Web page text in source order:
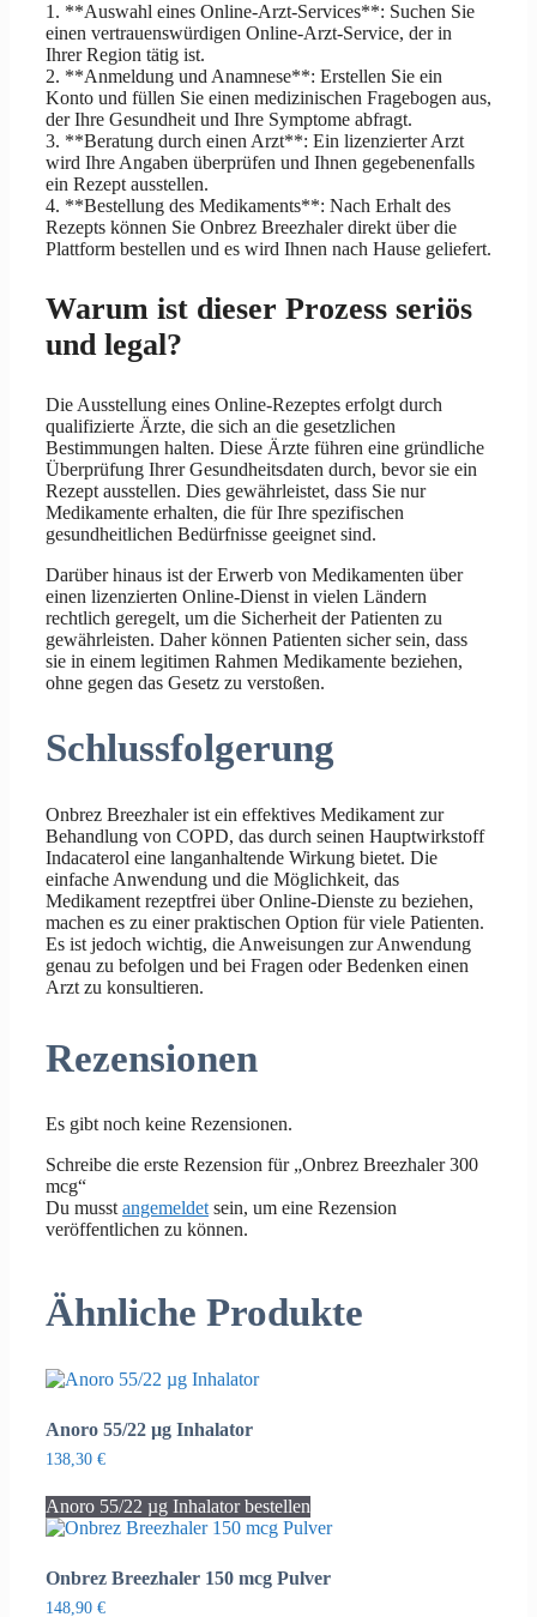
1. **Auswahl eines Online-Arzt-Services**: Suchen Sie
einen vertrauenswürdigen Online-Arzt-Service, der in
Ihrer Region tätig ist.
2. **Anmeldung und Anamnese**: Erstellen Sie ein
Konto und füllen Sie einen medizinischen Fragebogen aus,
der Ihre Gesundheit und Ihre Symptome abfragt.
3. **Beratung durch einen Arzt**: Ein lizenzierter Arzt
wird Ihre Angaben überprüfen und Ihnen gegebenenfalls
ein Rezept ausstellen.
4. **Bestellung des Medikaments**: Nach Erhalt des
Rezepts können Sie Onbrez Breezhaler direkt über die
Plattform bestellen und es wird Ihnen nach Hause geliefert.
Warum ist dieser Prozess seriös
und legal?
Die Ausstellung eines Online-Rezeptes erfolgt durch
qualifizierte Ärzte, die sich an die gesetzlichen
Bestimmungen halten. Diese Ärzte führen eine gründliche
Überprüfung Ihrer Gesundheitsdaten durch, bevor sie ein
Rezept ausstellen. Dies gewährleistet, dass Sie nur
Medikamente erhalten, die für Ihre spezifischen
gesundheitlichen Bedürfnisse geeignet sind.
Darüber hinaus ist der Erwerb von Medikamenten über
einen lizenzierten Online-Dienst in vielen Ländern
rechtlich geregelt, um die Sicherheit der Patienten zu
gewährleisten. Daher können Patienten sicher sein, dass
sie in einem legitimen Rahmen Medikamente beziehen,
ohne gegen das Gesetz zu verstoßen.
Schlussfolgerung
Onbrez Breezhaler ist ein effektives Medikament zur
Behandlung von COPD, das durch seinen Hauptwirkstoff
Indacaterol eine langanhaltende Wirkung bietet. Die
einfache Anwendung und die Möglichkeit, das
Medikament rezeptfrei über Online-Dienste zu beziehen,
machen es zu einer praktischen Option für viele Patienten.
Es ist jedoch wichtig, die Anweisungen zur Anwendung
genau zu befolgen und bei Fragen oder Bedenken einen
Arzt zu konsultieren.
Rezensionen
Es gibt noch keine Rezensionen.
Schreibe die erste Rezension für „Onbrez Breezhaler 300
mcg“
Du musst angemeldet sein, um eine Rezension
veröffentlichen zu können.
Ähnliche Produkte
Anoro 55/22 µg Inhalator
138,30 €
Anoro 55/22 µg Inhalator bestellen
Onbrez Breezhaler 150 mcg Pulver
148,90 €